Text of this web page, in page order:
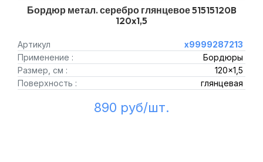
Бордюр метал. серебро глянцевое 51515120B
120x1,5
Артикул
х9999287213
Применение :
Бордюры
Размер, см :
120x1,5
Поверхность :
глянцевая
890 руб/шт.